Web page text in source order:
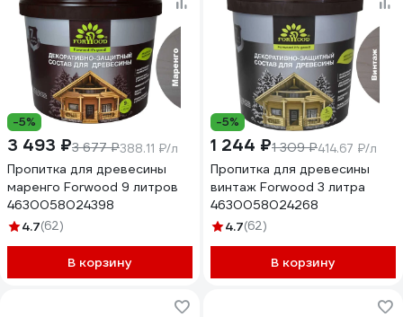
-5%
3 493 ₽3 677 ₽388.11 ₽/л
Пропитка для древесины
маренго Forwood 9 литров
4630058024398
4.7(62)
В корзину
-5%
1 244 ₽1 309 ₽414.67 ₽/л
Пропитка для древесины
винтаж Forwood 3 литра
4630058024268
4.7(62)
В корзину